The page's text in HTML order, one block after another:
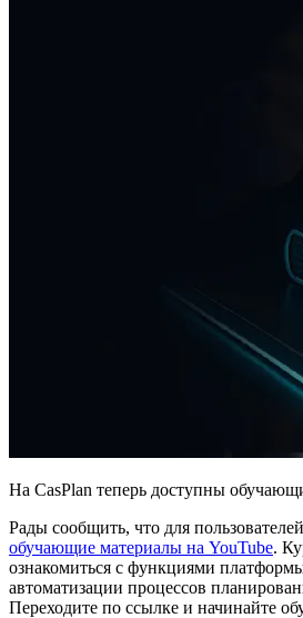
На CasPlan теперь доступны
Рады сообщить, что для
обучающие материалы на YouTube.
ознакомиться с функциями
автоматизации процессов
Переходите по ссылке и начинайте